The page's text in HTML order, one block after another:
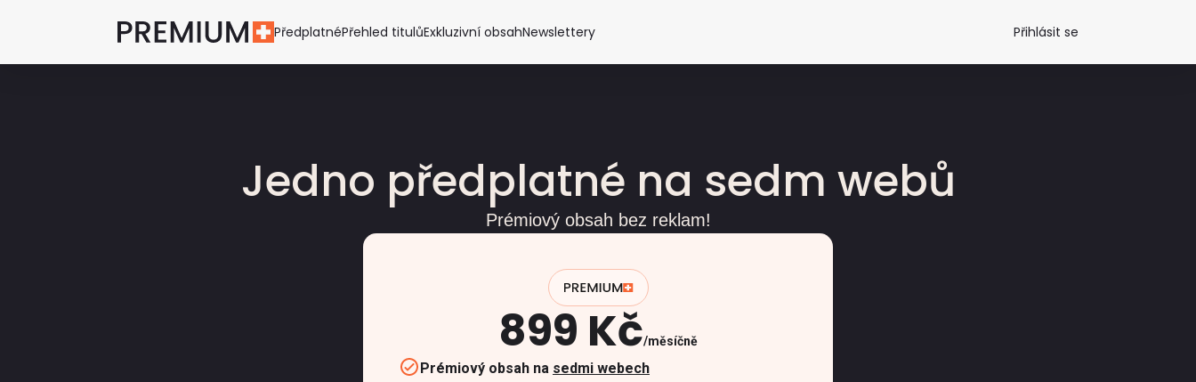
PředplatnéPřehled titulůExkluzivní obsahNewslettery Přihlásit se
Jedno předplatné na sedm webů
Prémiový obsah bez reklam!
899 Kč měsíčně
Prémiový obsah na sedmi webech